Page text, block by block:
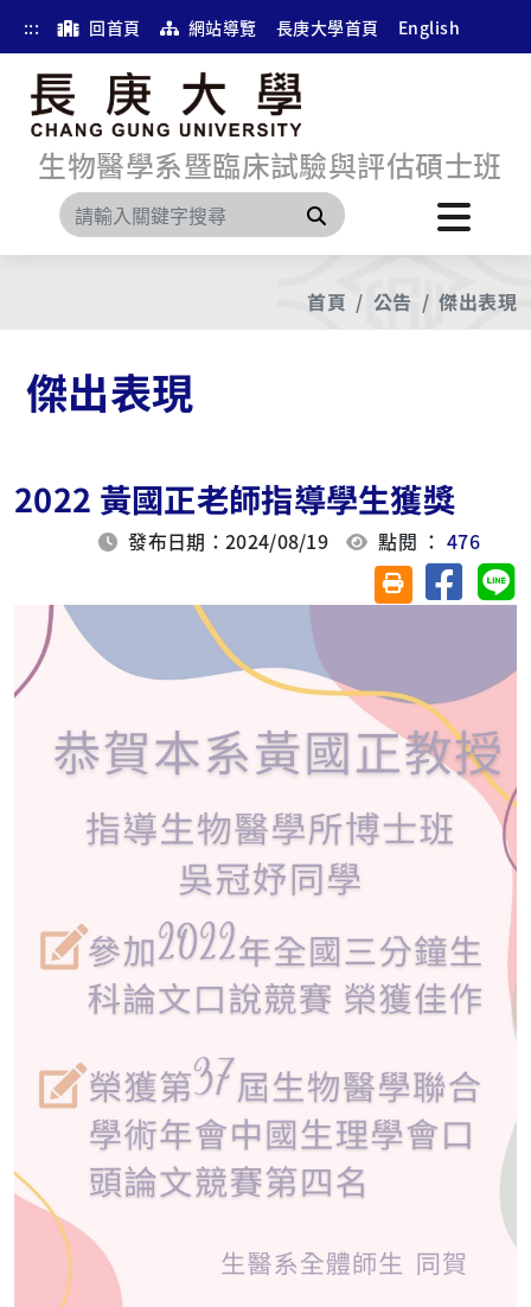
::: 回首頁 網站導覽 長庚大學首頁 English
生物醫學系暨臨床試驗與評估碩士班
搜尋
首頁 公告 傑出表現
傑出表現
2022 黃國正老師指導學生獲獎
發布日期：2024/08/19 點閱 ：476
友善列印(另開視
分享至